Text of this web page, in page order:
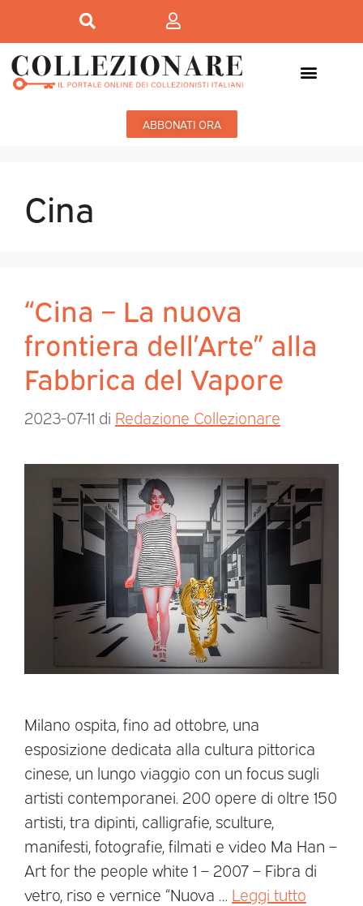
ABBONATI ORA
Cina
“Cina – La nuova
frontiera dell’Arte” alla
Fabbrica del Vapore
2023-07-11 di Redazione Collezionare
Milano ospita, fino ad ottobre, una
esposizione dedicata alla cultura pittorica
cinese, un lungo viaggio con un focus sugli
artisti contemporanei. 200 opere di oltre 150
artisti, tra dipinti, calligrafie, sculture,
manifesti, fotografie, filmati e video Ma Han –
Art for the people white 1 – 2007 – Fibra di
vetro, riso e vernice “Nuova … Leggi tutto